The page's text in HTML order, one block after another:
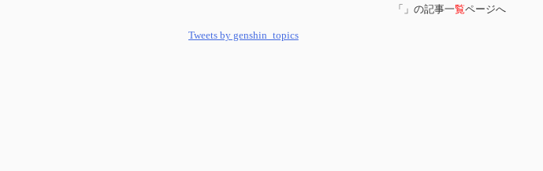
「」の記事一覧ページへ
Tweets by genshin_topics